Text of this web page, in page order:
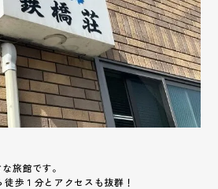
旅館です。
歩１分とアクセスも抜群！